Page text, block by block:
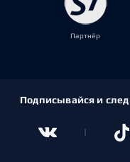
Партнёр
Подписывайся и